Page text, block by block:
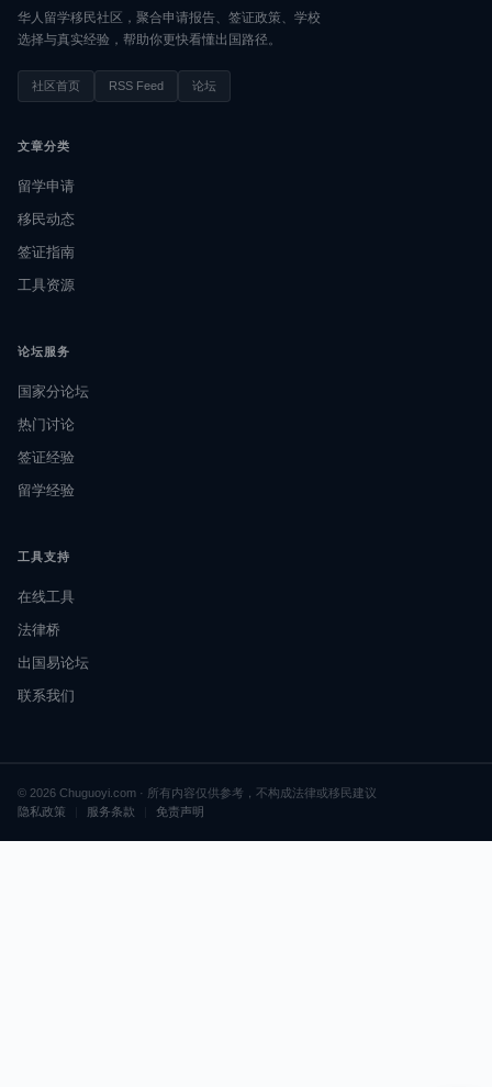
华人留学移民社区，聚合申请报告、签证政策、学校
选择与真实经验，帮助你更快看懂出国路径。
社区首页 RSS Feed 论坛
文章分类
留学申请
移民动态
签证指南
工具资源
论坛服务
国家分论坛
热门讨论
签证经验
留学经验
工具支持
在线工具
法律桥
出国易论坛
联系我们
© 2026 Chuguoyi.com · 所有内容仅供参考，不构成法律或移民建议
隐私政策
服务条款 免责声明